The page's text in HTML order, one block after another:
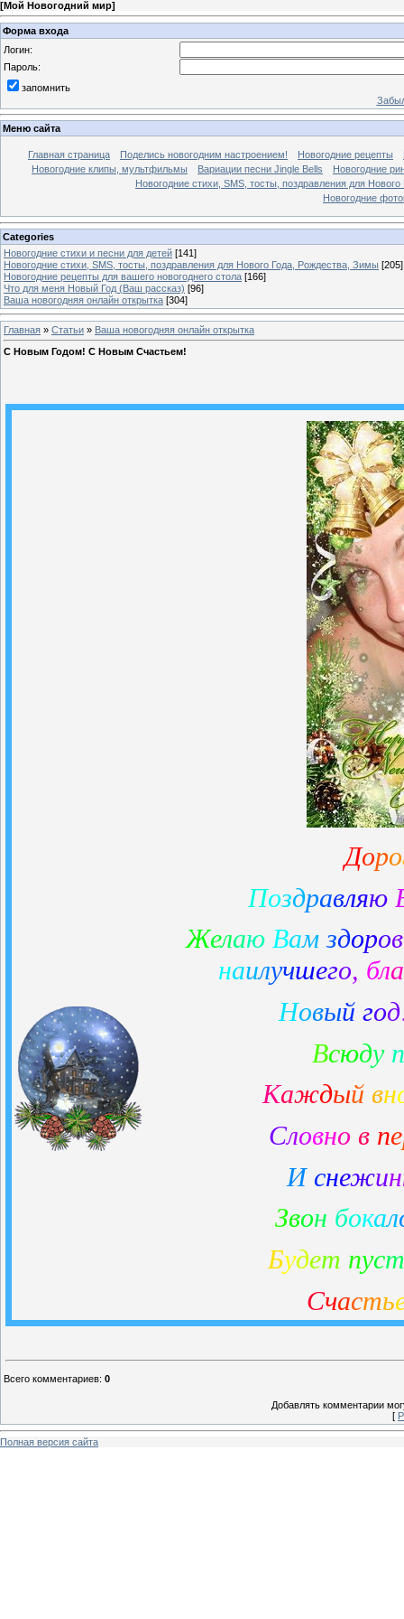
[Мой Новогодний мир]
Форма входа
Логин:
Пароль:
запомнить
Меню сайта
Главная страница Поделись новогодним настроением! Новогодние рецепты
Новогодние клипы, мультфильмы
Вариации песни Jingle Bells
Новогодние
Новогодние стихи, SMS, тосты, поздравления для
Новогодние
Categories
Новогодние стихи и песни для детей [141]
Новогодние стихи, SMS, тосты, поздравления для Нового Года, Рождества, Зимы [205]
Новогодние рецепты для вашего новогоднего стола [166]
Что для меня Новый Год (Ваш рассказ) [96]
Ваша новогодняя онлайн открытка [304]
Главная » Статьи » Ваша новогодняя онлайн открытка
С Новым Годом! С Новым Счастьем!
Доро
Поздравляю
Желаю Вам здоров
наилучшего, бла
Новый год
Всюду п
Каждый вн
Словно в пе
И снежин
Звон бокал
Будет пуст
Счасть
Всего комментариев: 0
Добавлять комментарии
[
Полная версия сайта